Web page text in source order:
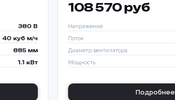
380 В
40 куб м/ч
885 мм
1.1 кВт
108 570 руб
Напряжение
Поток
Диаметр вентилятора
Мощность
Подробнее